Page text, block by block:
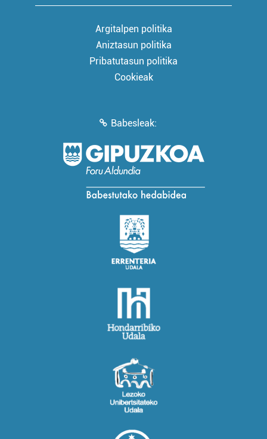
Argitalpen politika
Aniztasun politika
Pribatutasun politika
Cookieak
Babesleak: